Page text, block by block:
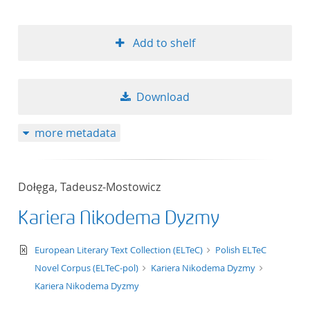
Add to shelf
Download
more metadata
Dołęga, Tadeusz-Mostowicz
Kariera Nikodema Dyzmy
text/xml
European Literary Text Collection (ELTeC)
Polish ELTeC
Novel Corpus (ELTeC-pol)
Kariera Nikodema Dyzmy
Kariera Nikodema Dyzmy